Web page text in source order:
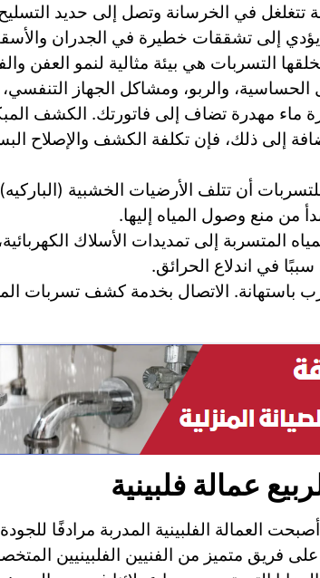
تتغلغل في الخرسانة وتصل إلى حديد
إلى تشققات خطيرة في الجدران
تخلقها التسربات هي بيئة مثالية لنمو العفن
والربو، ومشاكل الجهاز
ماء مهدرة تضاف إلى فاتورتك. الكشف
إلى ذلك، فإن تكلفة الكشف والإصلاح
أن تتلف الأرضيات الخشبية
من منع وصول المياه إليها.
المتسربة إلى تمديدات الأسلاك
في اندلاع الحرائق.
باستهانة. الاتصال بخدمة كشف تسربات
عمالة فلبينية
العمالة الفلبينية المدربة مرادفًا
على فريق متميز من الفنيين الفلبينيين